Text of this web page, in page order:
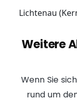
Lichtenau
Weitere
Wenn Sie
rund um